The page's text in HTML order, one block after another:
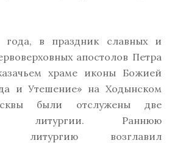
в праздник славных и
апостолов Петра
храме иконы Божией
и Утешение» на Ходынском
были отслужены две
литургии. Раннюю
литургию возглавил